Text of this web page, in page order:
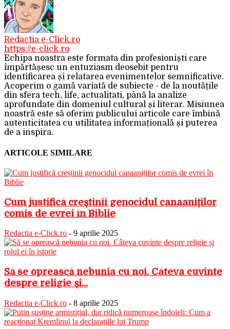
Redactia e-Click.ro
https://e-click.ro
Echipa noastra este formata din profesioniști care
împărtășesc un entuziasm deosebit pentru
identificarea și relatarea evenimentelor semnificative.
Acoperim o gamă variată de subiecte - de la noutățile
din sfera tech, life, actualitati, până la analize
aprofundate din domeniul cultural și literar. Misiunea
noastră este să oferim publicului articole care îmbină
autenticitatea cu utilitatea informațională și puterea
de a inspira.
ARTICOLE SIMILARE
Cum justifică creștinii genocidul canaaniților
comis de evrei în Biblie
Redactia e-Click.ro - 9 aprilie 2025
Să se oprească nebunia cu noi. Câteva cuvinte
despre religie și...
Redactia e-Click.ro - 8 aprilie 2025